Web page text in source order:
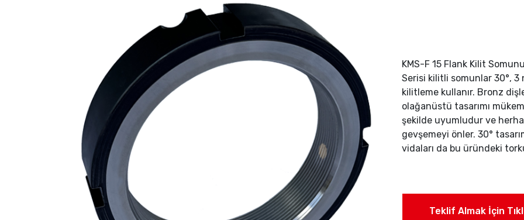
KMS-F 15 Flank Kilit
Serisi kilitli somunlar 30°, 3
kilitleme kullanır. Bronz
olağanüstü tasarımı
şekilde uyumludur ve
gevşemeyi önler. 30°
vidaları da bu üründeki
Teklif Almak İçin